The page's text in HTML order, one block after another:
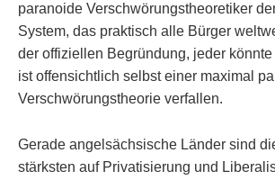
paranoide Verschwörungstheoretiker
System, das praktisch alle Bürger
der offiziellen Begründung, jeder könnte
ist offensichtlich selbst einer maximal
Verschwörungstheorie verfallen.
Gerade angelsächsische Länder sind
stärksten auf Privatisierung und